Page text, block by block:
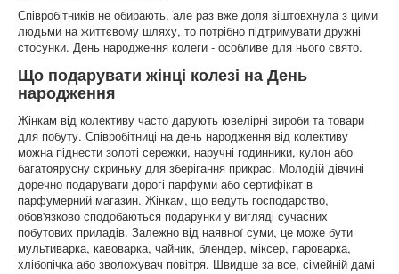
Співробітників не обирають, але раз вже доля зіштовхнула з цими
людьми на життєвому шляху, то потрібно підтримувати дружні
стосунки. День народження колеги - особливе для нього свято.
Що подарувати жінці колезі на День
народження
Жінкам від колективу часто дарують ювелірні вироби та товари
для побуту. Співробітниці на день народження від колективу
можна піднести золоті сережки, наручні годинники, кулон або
багатоярусну скриньку для зберігання прикрас. Молодій дівчині
доречно подарувати дорогі парфуми або сертифікат в
парфумерний магазин. Жінкам, що ведуть господарство,
обов'язково сподобаються подарунки у вигляді сучасних
побутових приладів. Залежно від наявної суми, це може бути
мультиварка, кавоварка, чайник, блендер, міксер, пароварка,
хлібопічка або зволожувач повітря. Швидше за все, сімейній дамі